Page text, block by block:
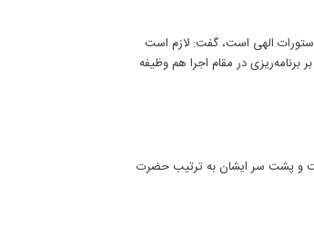
الهی است، گفت: لازم است
برنامه‌ریزی در مقام اجرا هم وظیفه
و پشت سر ایشان به ترتیب حضرت